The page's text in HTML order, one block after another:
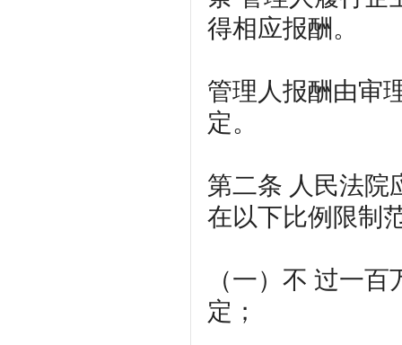
得相应报酬。
管理人报酬由审
定。
第二条 人民法院
在以下比例限制
（一）不 过一
定；